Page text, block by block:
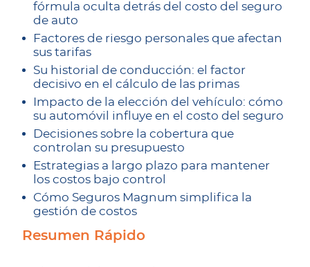
fórmula oculta detrás del costo del seguro
de auto
Factores de riesgo personales que afectan
sus tarifas
Su historial de conducción: el factor
decisivo en el cálculo de las primas
Impacto de la elección del vehículo: cómo
su automóvil influye en el costo del seguro
Decisiones sobre la cobertura que
controlan su presupuesto
Estrategias a largo plazo para mantener
los costos bajo control
Cómo Seguros Magnum simplifica la
gestión de costos
Resumen Rápido